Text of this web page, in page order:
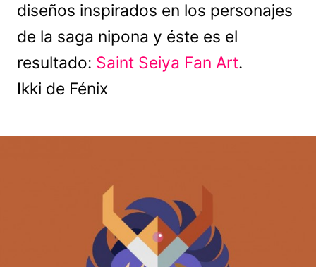
diseños inspirados en los personajes
de la saga nipona y éste es el
resultado: Saint Seiya Fan Art.
Ikki de Fénix